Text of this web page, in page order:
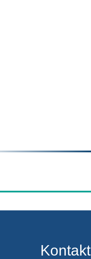
Kontakt